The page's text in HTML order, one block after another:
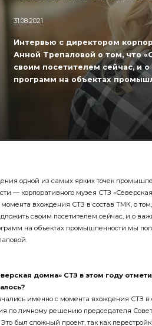
31.08.2021
Интервью с директором
Анной Трепаловой о том, что
своим посетителем сейчас, и
программ на объектах
одной из самых ярких точек
— корпоративного музея СТЗ
вхождения СТЗ в состав ТМК, о том,
своим посетителем сейчас, и о
на объектах промышленности мы
домна» СТЗ в этом году
именно с момента вхождения СТЗ в
по личному решению председателя
был сложный проект, так как перестройка